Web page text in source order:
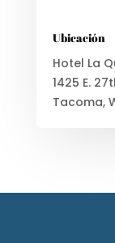
Ubicación
Hotel La
1425 E.
Tacoma,